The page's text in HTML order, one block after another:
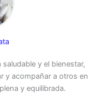
y el bienestar,
y acompañar a otros en
y equilibrada.